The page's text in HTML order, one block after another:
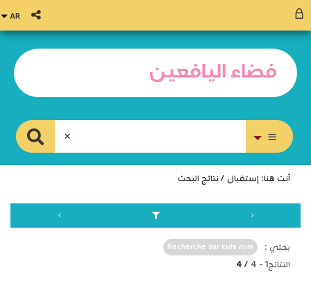
أنت هنا: إستقبال / نتائج البحث
بحثي : Recherche sur kids num
النتائج1
-
4
/ 4